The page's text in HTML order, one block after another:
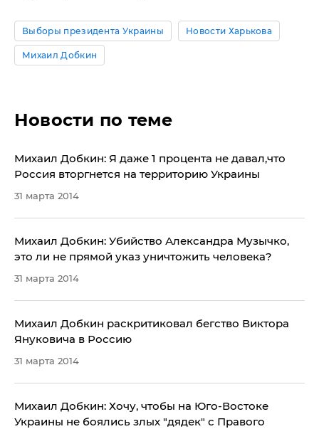
Выборы президента Украины Новости Харькова
Михаил Добкин
Новости по теме
Михаил Добкин: Я даже 1 процента не давал,что
Россия вторгнется на территорию Украины
31 марта 2014
Михаил Добкин: Убийство Александра Музычко,
это ли не прямой указ уничтожить человека?
31 марта 2014
Михаил Добкин раскритиковал бегство Виктора
Януковича в Россию
31 марта 2014
Михаил Добкин: Хочу, чтобы на Юго-Востоке
Украины не боялись злых "дядек" с Правого